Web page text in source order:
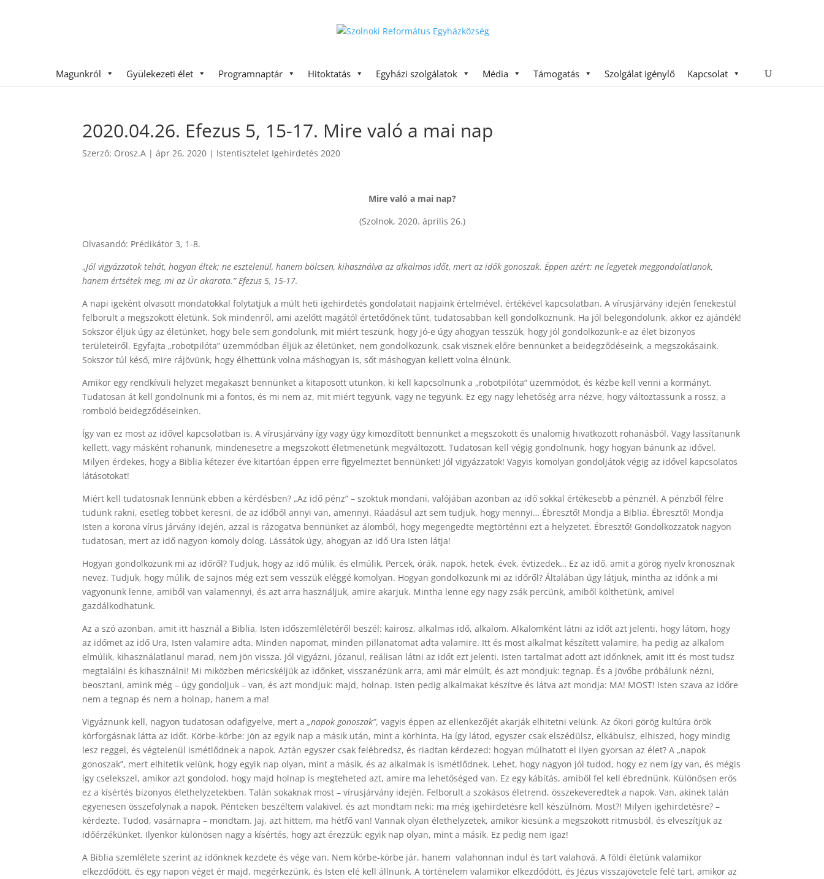
Magunkról Gyülekezeti élet Programnaptár Hitoktatás Egyházi szolgálatok Média Támogatás Szolgálat igénylő Kapcsolat
2020.04.26. Efezus 5, 15-17. Mire való a mai nap
Szerző: Orosz.A |ápr 26, 2020 | Istentisztelet Igehirdetés 2020
Mire való a mai nap?
(Szolnok, 2020. április 26.)
Olvasandó: Prédikátor 3, 1-8.
„Jól vigyázzatok tehát, hogyan éltek; ne esztelenül, hanem bölcsen, kihasználva az alkalmas időt, mert az idők gonoszak. Éppen azért: ne legyetek meggondolatlanok,
hanem értsétek meg, mi az Úr akarata.” Efezus 5, 15-17.
A napi igeként olvasott mondatokkal folytatjuk a múlt heti igehirdetés gondolatait napjaink értelmével, értékével kapcsolatban. A vírusjárvány idején fenekestül
felborult a megszokott életünk. Sok mindenről, ami azelőtt magától értetődőnek tűnt, tudatosabban kell gondolkoznunk. Ha jól belegondolunk, akkor ez ajándék!
Sokszor éljük úgy az életünket, hogy bele sem gondolunk, mit miért teszünk, hogy jó-e úgy ahogyan tesszük, hogy jól gondolkozunk-e az élet bizonyos
területeiről. Egyfajta „robotpilóta” üzemmódban éljük az életünket, nem gondolkozunk, csak visznek előre bennünket a beidegződéseink, a megszokásaink.
Sokszor túl késő, mire rájövünk, hogy élhettünk volna máshogyan is, sőt máshogyan kellett volna élnünk.
Amikor egy rendkívüli helyzet megakaszt bennünket a kitaposott utunkon, ki kell kapcsolnunk a „robotpilóta” üzemmódot, és kézbe kell venni a kormányt.
Tudatosan át kell gondolnunk mi a fontos, és mi nem az, mit miért tegyünk, vagy ne tegyünk. Ez egy nagy lehetőség arra nézve, hogy változtassunk a rossz, a
romboló beidegződéseinken.
Így van ez most az idővel kapcsolatban is. A vírusjárvány így vagy úgy kimozdított bennünket a megszokott és unalomig hivatkozott rohanásból. Vagy lassítanunk
kellett, vagy másként rohanunk, mindenesetre a megszokott életmenetünk megváltozott. Tudatosan kell végig gondolnunk, hogy hogyan bánunk az idővel.
Milyen érdekes, hogy a Biblia kétezer éve kitartóan éppen erre figyelmeztet bennünket! Jól vigyázzatok! Vagyis komolyan gondoljátok végig az idővel kapcsolatos
látásotokat!
Miért kell tudatosnak lennünk ebben a kérdésben? „Az idő pénz” – szoktuk mondani, valójában azonban az idő sokkal értékesebb a pénznél. A pénzből félre
tudunk rakni, esetleg többet keresni, de az időből annyi van, amennyi. Ráadásul azt sem tudjuk, hogy mennyi… Ébresztő! Mondja a Biblia. Ébresztő! Mondja
Isten a korona vírus járvány idején, azzal is rázogatva bennünket az álomból, hogy megengedte megtörténni ezt a helyzetet. Ébresztő! Gondolkozzatok nagyon
tudatosan, mert az idő nagyon komoly dolog. Lássátok úgy, ahogyan az idő Ura Isten látja!
Hogyan gondolkozunk mi az időről? Tudjuk, hogy az idő múlik, és elmúlik. Percek, órák, napok, hetek, évek, évtizedek… Ez az idő, amit a görög nyelv kronosznak
nevez. Tudjuk, hogy múlik, de sajnos még ezt sem vesszük eléggé komolyan. Hogyan gondolkozunk mi az időről? Általában úgy látjuk, mintha az időnk a mi
vagyonunk lenne, amiből van valamennyi, és azt arra használjuk, amire akarjuk. Mintha lenne egy nagy zsák percünk, amiből költhetünk, amivel
gazdálkodhatunk.
Az a szó azonban, amit itt használ a Biblia, Isten időszemléletéről beszél: kairosz, alkalmas idő, alkalom. Alkalomként látni az időt azt jelenti, hogy látom, hogy
az időmet az idő Ura, Isten valamire adta. Minden napomat, minden pillanatomat adta valamire. Itt és most alkalmat készített valamire, ha pedig az alkalom
elmúlik, kihasználatlanul marad, nem jön vissza. Jól vigyázni, józanul, reálisan látni az időt ezt jelenti. Isten tartalmat adott azt időnknek, amit itt és most tudsz
megtalálni és kihasználni! Mi miközben méricskéljük az időnket, visszanézünk arra, ami már elmúlt, és azt mondjuk: tegnap. És a jövőbe próbálunk nézni,
beosztani, amink még – úgy gondoljuk – van, és azt mondjuk: majd, holnap. Isten pedig alkalmakat készítve és látva azt mondja: MA! MOST! Isten szava az időre
nem a tegnap és nem a holnap, hanem a ma!
Vigyáznunk kell, nagyon tudatosan odafigyelve, mert a„napok gonoszak”, vagyis éppen az ellenkezőjét akarják elhitetni velünk. Az ókori görög kultúra örök
körforgásnak látta az időt. Körbe-körbe: jön az egyik nap a másik után, mint a körhinta. Ha így látod, egyszer csak elszédülsz, elkábulsz, elhiszed, hogy mindig
lesz reggel, és végtelenül ismétlődnek a napok. Aztán egyszer csak felébredsz, és riadtan kérdezed: hogyan múlhatott el ilyen gyorsan az élet? A „napok
gonoszak”, mert elhitetik velünk, hogy egyik nap olyan, mint a másik, és az alkalmak is ismétlődnek. Lehet, hogy nagyon jól tudod, hogy ez nem így van, és mégis
így cselekszel, amikor azt gondolod, hogy majd holnap is megteheted azt, amire ma lehetőséged van. Ez egy kábítás, amiből fel kell ébrednünk. Különösen erős
ez a kísértés bizonyos élethelyzetekben. Talán sokaknak most – vírusjárvány idején. Felborult a szokásos életrend, összekeveredtek a napok. Van, akinek talán
egyenesen összefolynak a napok. Pénteken beszéltem valakivel, és azt mondtam neki: ma még igehirdetésre kell készülnöm. Most?! Milyen igehirdetésre? –
kérdezte. Tudod, vasárnapra – mondtam. Jaj, azt hittem, ma hétfő van! Vannak olyan élethelyzetek, amikor kiesünk a megszokott ritmusból, és elveszítjük az
időérzékünket. Ilyenkor különösen nagy a kísértés, hogy azt érezzük: egyik nap olyan, mint a másik. Ez pedig nem igaz!
A Biblia szemlélete szerint az időnknek kezdete és vége van. Nem körbe-körbe jár, hanem valahonnan indul és tart valahová. A földi életünk valamikor
elkezdődött, és egy napon véget ér majd, megérkezünk, és Isten elé kell állnunk. A történelem valamikor elkezdődött, és Jézus visszajövetele felé tart, amikor az